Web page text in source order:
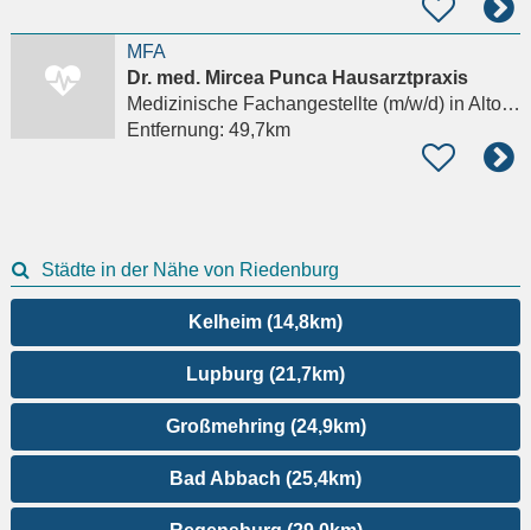
MFA
Dr. med. Mircea Punca Hausarztpraxis
Medizinische Fachangestellte (m/w/d)in Altomünster
Entfernung: 49,7km
Städte in der Nähe von Riedenburg
Kelheim (14,8km)
Lupburg (21,7km)
Großmehring (24,9km)
Bad Abbach (25,4km)